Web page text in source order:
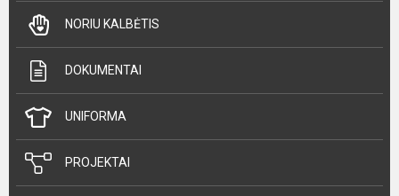
NORIU KALBĖTIS
DOKUMENTAI
UNIFORMA
PROJEKTAI